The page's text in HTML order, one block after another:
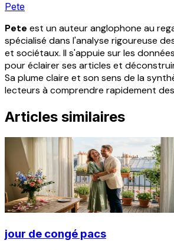
Pete
Pete est un auteur anglophone au
spécialisé dans l'analyse rigoureuse
et sociétaux. Il s'appuie sur les
pour éclairer ses articles et
Sa plume claire et son sens de la
lecteurs à comprendre rapidement
Articles similaires
jour de congé pacs